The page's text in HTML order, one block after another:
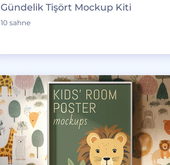
Gündelik Tişört Mockup Kiti
10 sahne